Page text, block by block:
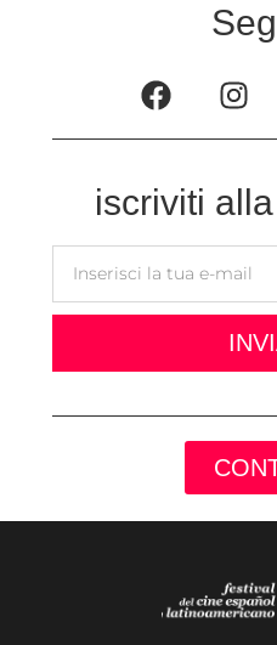
iscriviti